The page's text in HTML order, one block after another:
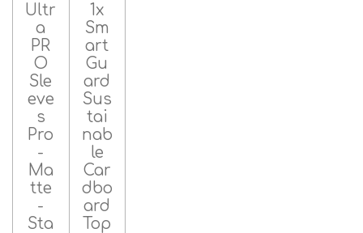
Ultr
a
PR
O
Sle
eve
s
Pro
-
Ma
tte
-
Sta
1x
Sm
art
Gu
ard
Sus
tai
nab
le
Car
dbo
ard
Top